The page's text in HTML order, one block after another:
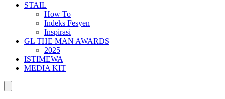
STAIL
How To
Indeks Fesyen
Inspirasi
GL THE MAN AWARDS
2025
ISTIMEWA
MEDIA KIT